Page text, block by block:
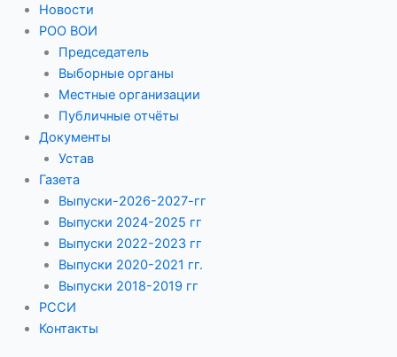
Новости
РОО ВОИ
Председатель
Выборные органы
Местные организации
Публичные отчёты
Документы
Устав
Газета
Выпуски-2026-2027-гг
Выпуски 2024-2025 гг
Выпуски 2022-2023 гг
Выпуски 2020-2021 гг.
Выпуски 2018-2019 гг
РССИ
Контакты